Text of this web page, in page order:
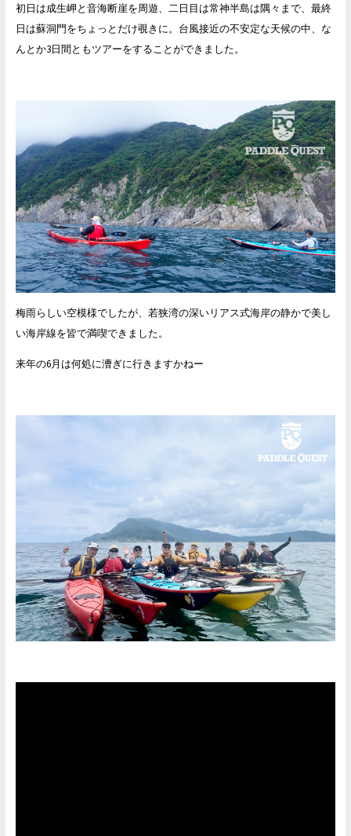
初日は成生岬と音海断崖を周遊、二日目は常神半島は隅々まで、最終
日は蘇洞門をちょっとだけ覗きに。台風接近の不安定な天候の中、な
んとか3日間ともツアーをすることができました。
梅雨らしい空模様でしたが、若狭湾の深いリアス式海岸の静かで美し
い海岸線を皆で満喫できました。
来年の6月は何処に漕ぎに行きますかねー